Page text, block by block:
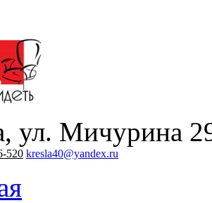
ул. Мичурина
520 kresla40@yandex.ru